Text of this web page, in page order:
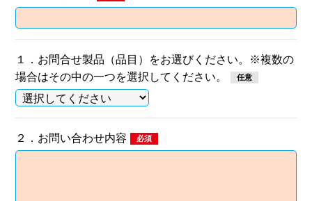
１．お問合せ製品（品目）をお選びください。※複数の
場合はその中の一つを選択してください。
２．お問い合わせ内容